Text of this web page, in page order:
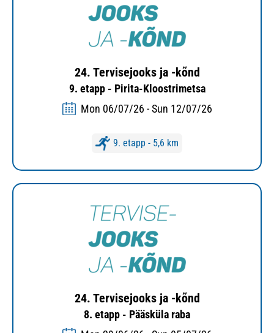
24. Tervisejooks ja -kõnd
9. etapp - Pirita-Kloostrimetsa
Mon 06/07/26 - Sun 12/07/26
9. etapp - 5,6 km
24. Tervisejooks ja -kõnd
8. etapp - Pääsküla raba